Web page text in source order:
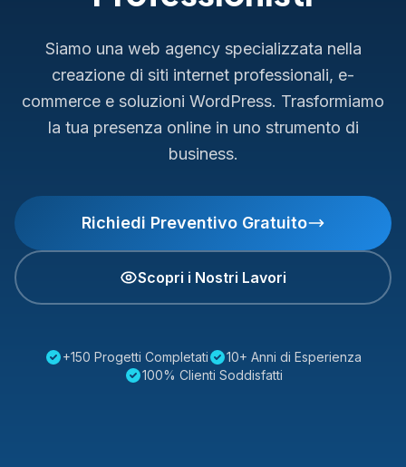
Siamo una web agency specializzata nella
creazione di siti internet professionali, e-
commerce e soluzioni WordPress. Trasformiamo
la tua presenza online in uno strumento di
business.
Richiedi Preventivo Gratuito
Scopri i Nostri Lavori
+150 Progetti Completati
10+ Anni di Esperienza
100% Clienti Soddisfatti